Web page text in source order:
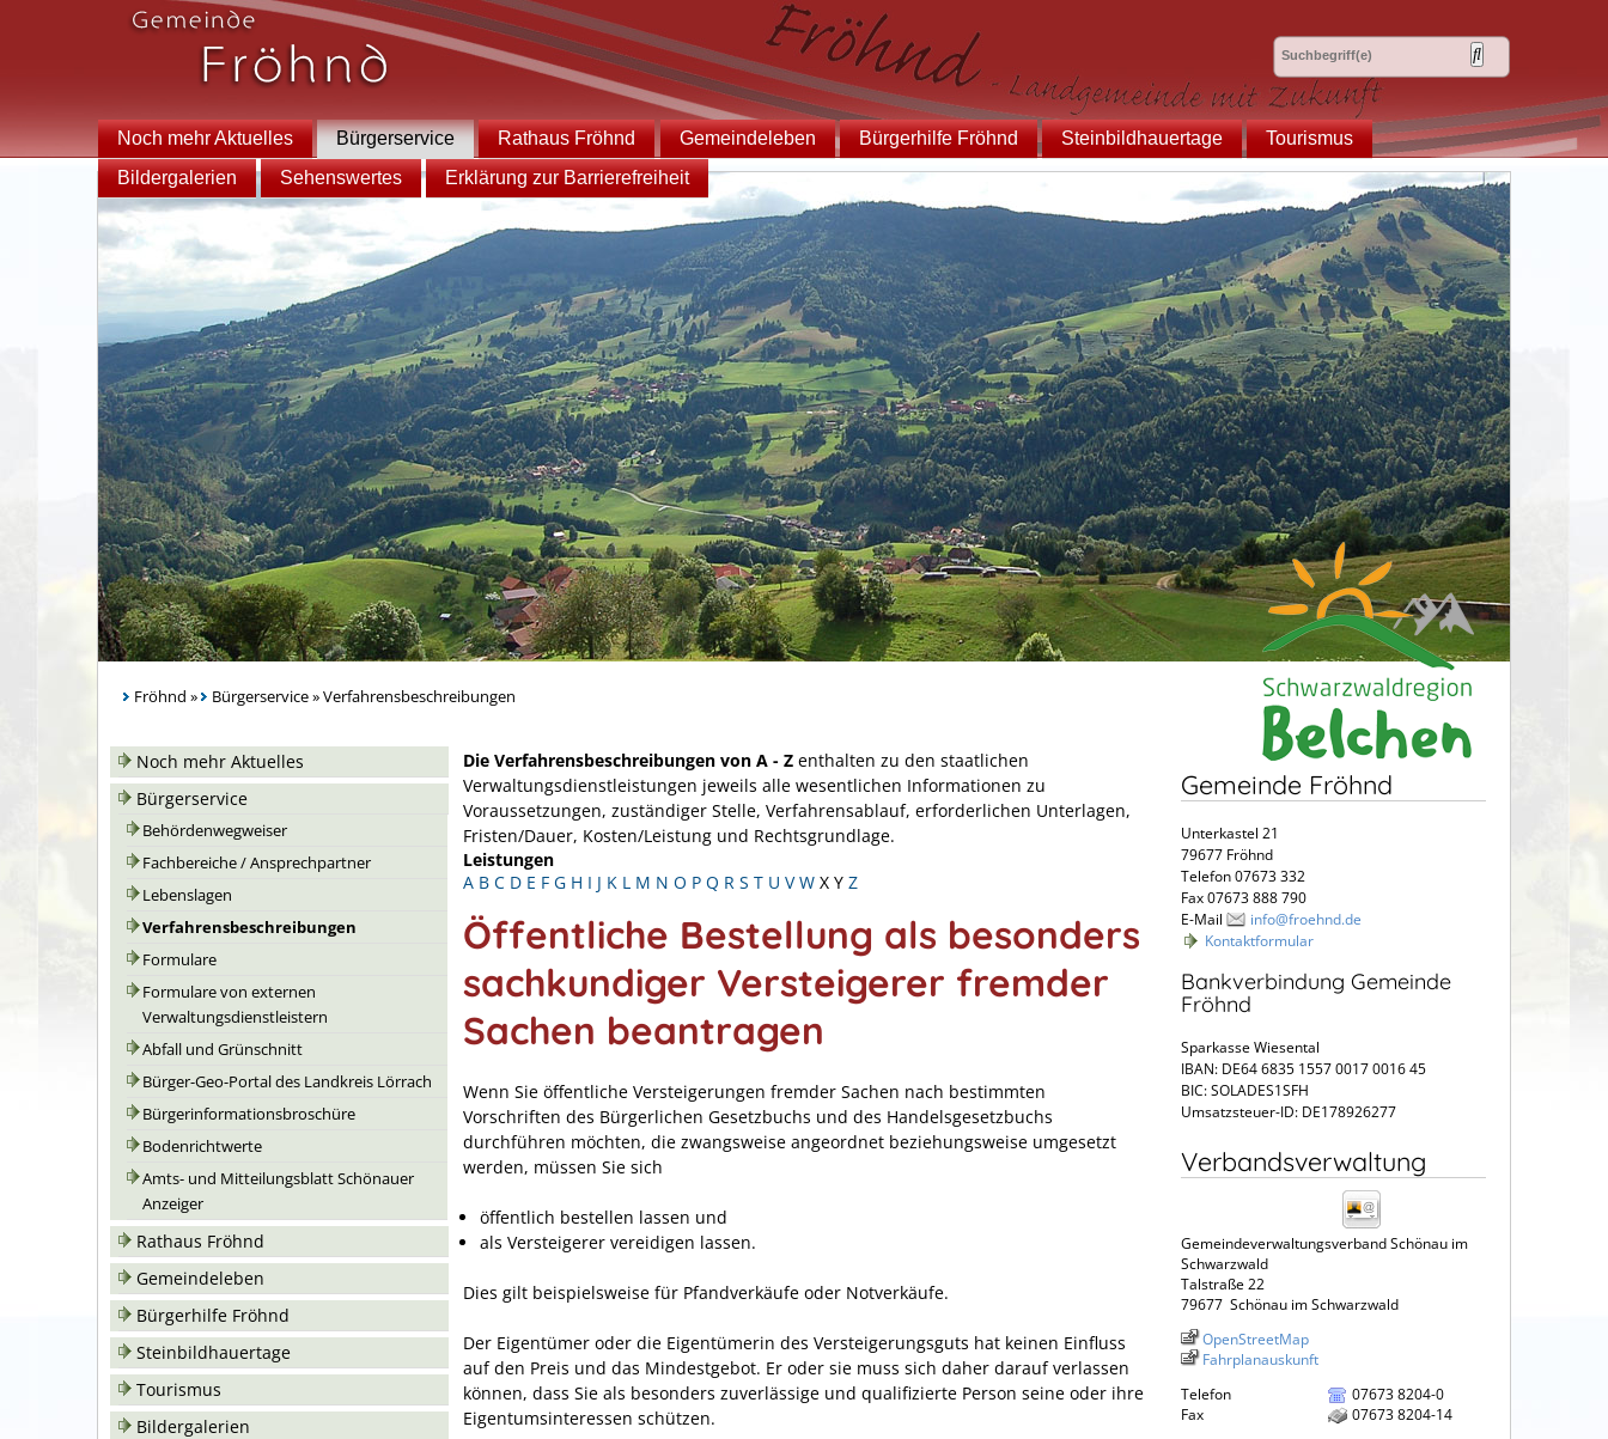
Noch mehr Aktuelles Bürgerservice Rathaus Fröhnd Gemeindeleben Bürgerhilfe Fröhnd Steinbildhauertage
Tourismus
Bildergalerien
Sehenswertes Erklärung zur Barrierefreiheit
Fröhnd » Bürgerservice»Verfahrensbeschreibungen
Noch mehr Aktuelles
Bürgerservice
Behördenwegweiser
Fachbereiche / Ansprechpartner
Lebenslagen
Verfahrensbeschreibungen
Formulare
Formulare von externen
Verwaltungsdienstleistern
Abfall und Grünschnitt
Bürger-Geo-Portal des Landkreis Lörrach
Bürgerinformationsbroschüre
Bodenrichtwerte
Amts- und Mitteilungsblatt Schönauer
Anzeiger
Rathaus Fröhnd
Gemeindeleben
Bürgerhilfe Fröhnd
Steinbildhauertage
Tourismus
Bildergalerien
Die Verfahrensbeschreibungen von A - Z enthalten zu den staatlichen
Verwaltungsdienstleistungen jeweils alle wesentlichen Informationen zu
Voraussetzungen, zuständiger Stelle, Verfahrensablauf, erforderlichen Unterlagen,
Fristen/Dauer, Kosten/Leistung und Rechtsgrundlage.
Leistungen
A B C D E F G H I J K L M N O P Q R S T U V W X Y Z
Öffentliche Bestellung als besonders
sachkundiger Versteigerer fremder
Sachen beantragen
Wenn Sie öffentliche Versteigerungen fremder Sachen nach bestimmten
Vorschriften des Bürgerlichen Gesetzbuchs und des Handelsgesetzbuchs
durchführen möchten, die zwangsweise angeordnet beziehungsweise umgesetzt
werden, müssen Sie sich
öffentlich bestellen lassen und
als Versteigerer vereidigen lassen.
Dies gilt beispielsweise für Pfandverkäufe oder Notverkäufe.
Der Eigentümer oder die Eigentümerin des Versteigerungsguts hat keinen Einfluss
auf den Preis und das Mindestgebot. Er oder sie muss sich daher darauf verlassen
können, dass Sie als besonders zuverlässige und qualifizierte Person seine oder ihre
Eigentumsinteressen schützen.
Gemeinde Fröhnd
Unterkastel 21
79677 Fröhnd
Telefon 07673 332
Fax 07673 888 790
E-Mail
info@froehnd.de
Kontaktformular
Bankverbindung Gemeinde
Fröhnd
Sparkasse Wiesental
IBAN: DE64 6835 1557 0017 0016 45
BIC: SOLADES1SFH
Umsatzsteuer-ID: DE178926277
Verbandsverwaltung
Gemeindeverwaltungsverband Schönau im
Schwarzwald
Talstraße 22
79677 Schönau im Schwarzwald
OpenStreetMap
Fahrplanauskunft
Telefon
07673 8204-0
Fax
07673 8204-14